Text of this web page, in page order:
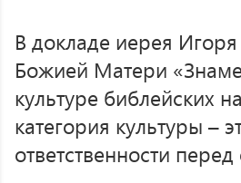
В докладе иерея
Божией Матери
культуре библейских
категория культуры –
ответственности